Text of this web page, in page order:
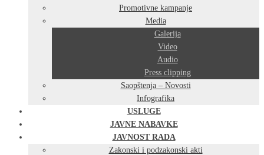
Promotivne kampanje
Media
Galerija
Video
Audio
Press clipping
Saopštenja – Novosti
Infografika
USLUGE
JAVNE NABAVKE
JAVNOST RADA
Zakonski i podzakonski akti